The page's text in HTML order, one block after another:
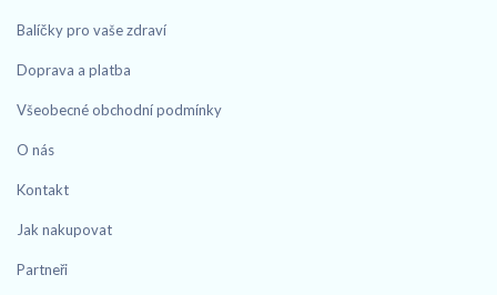
Balíčky pro vaše zdraví
Doprava a platba
Všeobecné obchodní podmínky
O nás
Kontakt
Jak nakupovat
Partneři